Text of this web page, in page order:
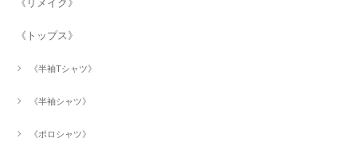
《トップス》
《半袖Tシャツ》
《半袖シャツ》
《ポロシャツ》